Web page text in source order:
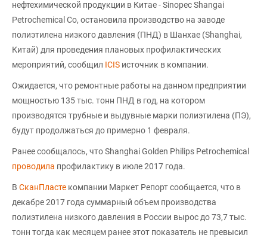
нефтехимической продукции в Китае - Sinopec Shangai
Petrochemical Co, остановила производство на заводе
полиэтилена низкого давления (ПНД) в Шанхае (Shanghai,
Китай) для проведения плановых профилактических
мероприятий, сообщил ICIS источник в компании.
Ожидается, что ремонтные работы на данном предприятии
мощностью 135 тыс. тонн ПНД в год, на котором
производятся трубные и выдувные марки полиэтилена (ПЭ),
будут продолжаться до примерно 1 февраля.
Ранее сообщалось, что Shanghai Golden Philips Petrochemical
проводила профилактику в июле 2017 года.
В СканПласте компании Маркет Репорт сообщается, что в
декабре 2017 года суммарный объем производства
полиэтилена низкого давления в России вырос до 73,7 тыс.
тонн тогда как месяцем ранее этот показатель не превысил